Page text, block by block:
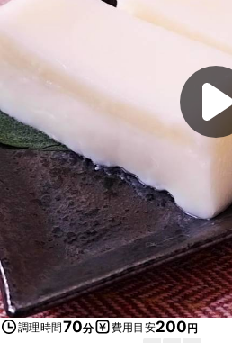
調理時間70分 費用目安200円